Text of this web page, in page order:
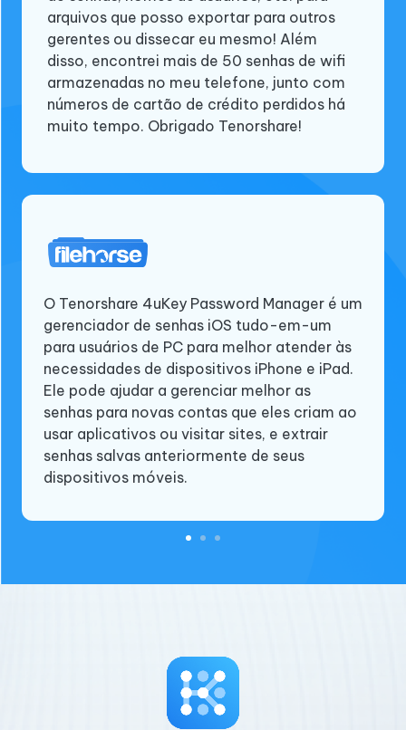
arquivos que posso exportar para outros
gerentes ou dissecar eu mesmo! Além
disso, encontrei mais de 50 senhas de wifi
armazenadas no meu telefone, junto com
números de cartão de crédito perdidos há
muito tempo. Obrigado Tenorshare!
O Tenorshare 4uKey Password Manager é um
gerenciador de senhas iOS tudo-em-um
para usuários de PC para melhor atender às
necessidades de dispositivos iPhone e iPad.
Ele pode ajudar a gerenciar melhor as
senhas para novas contas que eles criam ao
usar aplicativos ou visitar sites, e extrair
senhas salvas anteriormente de seus
dispositivos móveis.
Manager para escanear meu iPhone e
exportá-las/importá-las com sucesso.
Obrigado por fornecer este gerenciador de
senhas e guia detalhado. Também muito
obrigado pela sua gentil equipe de suporte.
um gerenciador de senhas para iOS. Com
este software, você pode visualizar,
encontrar, recuperar, exportar e gerenciar
todas as senhas no iPhone e iPad. Isso pode
ser muito útil, especialmente quando você
esquece senhas de Wi-Fi, senhas de login de
aplicativos ou outras senhas importantes do
iOS.
tempo e muitas senhas, contas e
informações de login são salvas nele.
Agora, quero organizá-las e também deixar
meu iPhone usá-las. Então, decidi usar a
ferramenta para gerenciar as senhas.
software versátil que oferece uma
variedade de recursos úteis para gerenciar
senhas e encontrar senhas de Wi-Fi salvas
em iPhones e iPads. Isso é particularmente
útil para usuários que precisam se conectar
a uma rede Wi-Fi ou fazer login em um site,
mas não conseguem lembrar das senhas.